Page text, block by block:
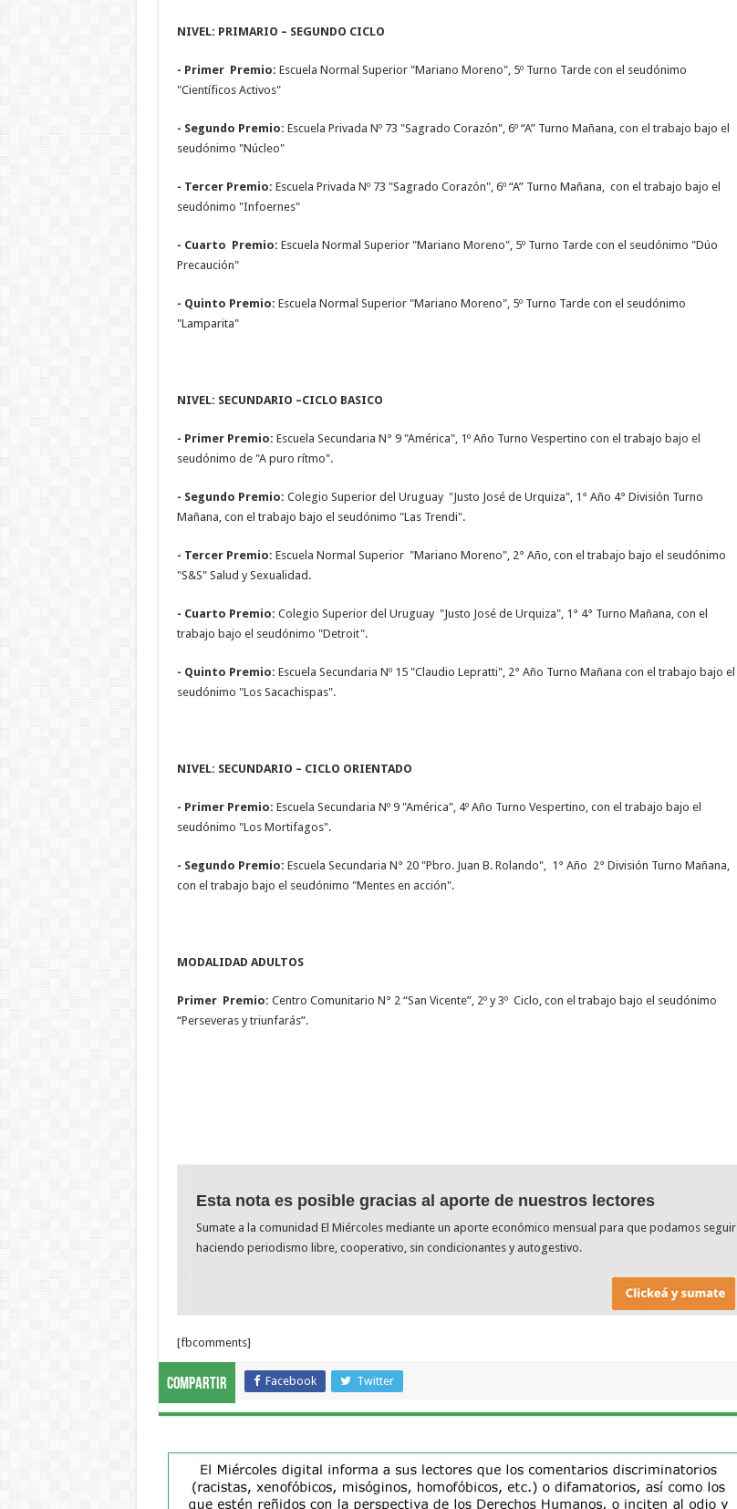
NIVEL: PRIMARIO – SEGUNDO CICLO
- Primer Premio: Escuela Normal Superior "Mariano Moreno", 5º Turno Tarde con el seudónimo
"Científicos Activos"
- Segundo Premio: Escuela Privada Nº 73 "Sagrado Corazón", 6º “A” Turno Mañana, con el trabajo bajo el
seudónimo "Núcleo"
- Tercer Premio: Escuela Privada Nº 73 "Sagrado Corazón", 6º “A” Turno Mañana, con el trabajo bajo el
seudónimo "Infoernes"
- Cuarto Premio: Escuela Normal Superior "Mariano Moreno", 5º Turno Tarde con el seudónimo "Dúo
Precaución"
- Quinto Premio: Escuela Normal Superior "Mariano Moreno", 5º Turno Tarde con el seudónimo
"Lamparita"
NIVEL: SECUNDARIO –CICLO BASICO
- Primer Premio: Escuela Secundaria N° 9 "América", 1º Año Turno Vespertino con el trabajo bajo el
seudónimo de "A puro rítmo".
- Segundo Premio: Colegio Superior del Uruguay "Justo José de Urquiza", 1° Año 4° División Turno
Mañana, con el trabajo bajo el seudónimo "Las Trendi".
- Tercer Premio: Escuela Normal Superior "Mariano Moreno", 2° Año, con el trabajo bajo el seudónimo
"S&S" Salud y Sexualidad.
- Cuarto Premio: Colegio Superior del Uruguay "Justo José de Urquiza", 1° 4° Turno Mañana, con el
trabajo bajo el seudónimo "Detroit".
- Quinto Premio: Escuela Secundaria Nº 15 "Claudio Lepratti", 2° Año Turno Mañana con el trabajo bajo el
seudónimo "Los Sacachispas".
NIVEL: SECUNDARIO – CICLO ORIENTADO
- Primer Premio: Escuela Secundaria Nº 9 "América", 4º Año Turno Vespertino, con el trabajo bajo el
seudónimo "Los Mortifagos".
- Segundo Premio: Escuela Secundaria N° 20 "Pbro. Juan B. Rolando", 1° Año 2° División Turno Mañana,
con el trabajo bajo el seudónimo "Mentes en acción".
MODALIDAD ADULTOS
Primer Premio: Centro Comunitario N° 2 “San Vicente”, 2º y 3º Ciclo, con el trabajo bajo el seudónimo
“Perseveras y triunfarás”.
Esta nota es posible gracias al aporte de nuestros lectores
Sumate a la comunidad El Miércoles mediante un aporte económico mensual para que podamos seguir
haciendo periodismo libre, cooperativo, sin condicionantes y autogestivo.
[fbcomments]
Compartir Facebook Twitter